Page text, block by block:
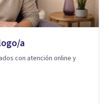
a
con atención online y